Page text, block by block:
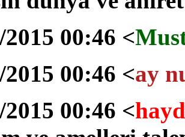
00:46 <
00:46 <ay
00:46 <